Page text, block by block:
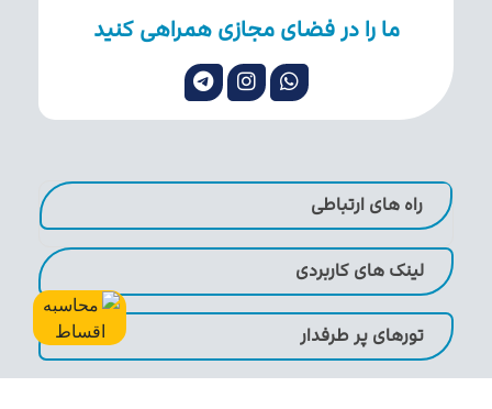
ما را در فضای مجازی همراهی کنید
راه های ارتباطی
لینک های کاربردی
تورهای پر طرفدار